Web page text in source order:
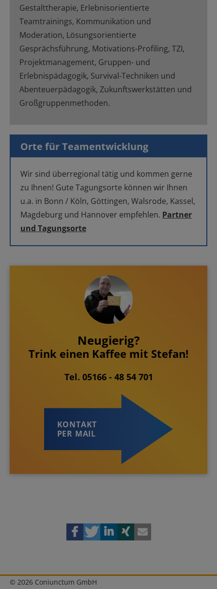
Gestalttherapie, Erlebnisorientierte
Teamtrainings, Kommunikation und
Moderation, Lösungsorientierte
Gesprächsführung, Motivations-Profiling, TZI,
Projektmanagement, Gruppen- und
Erlebnispädagogik, Survival-Techniken und
Abenteuerpädagogik, Zukunftswerkstätten und
Großgruppenmethoden.
Orte für Teamentwicklung
Wir sind überregional tätig und kommen gerne
zu Ihnen! Gute Tagungsorte können wir Ihnen
u.a. in Bonn / Köln, Göttingen, Walsrode, Kassel,
Magdeburg und Hannover empfehlen. Partner
und Tagungsorte
Neugierig?
Trink einen Kaffee mit Stefan!
Tel. 05166 - 48 54 701
KONTAKT
PER MAIL
© 2026 Coniunctum GmbH